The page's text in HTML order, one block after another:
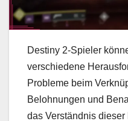
Destiny 2-Spieler
verschiedene
Probleme beim
Belohnungen und
das Verständnis